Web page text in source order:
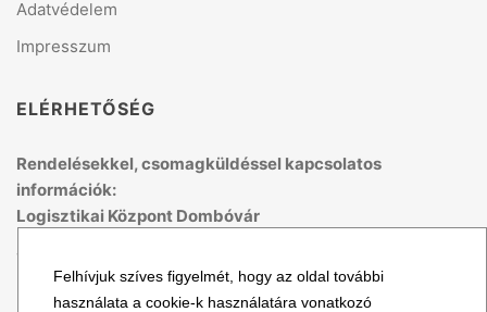
Felhívjuk szíves figyelmét, hogy az oldal további
használata a cookie-k használatára vonatkozó
Adatvédelem
Impresszum
ELÉRHETŐSÉG
Rendelésekkel, csomagküldéssel kapcsolatos
információk:
Logisztikai Központ Dombóvár
Telefon: +36 70 679 41 53
(H-P: 8:00 - 15:00)